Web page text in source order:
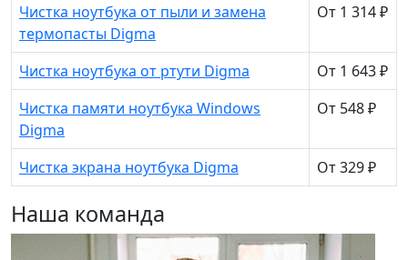
Чистка ноутбука от пыли и замена
термопасты Digma
От 1 314 ₽
Чистка ноутбука от ртути Digma
От 1 643 ₽
Чистка памяти ноутбука Windows
Digma
От 548 ₽
Чистка экрана ноутбука Digma От 329 ₽
Наша команда